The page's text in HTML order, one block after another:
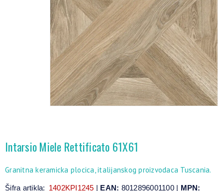
Intarsio Miele Rettificato 61X61
Granitna keramicka plocica, italijanskog proizvodaca Tuscania.
Šifra artikla: 1402KPI1245 | EAN: 8012896001100 | MPN: